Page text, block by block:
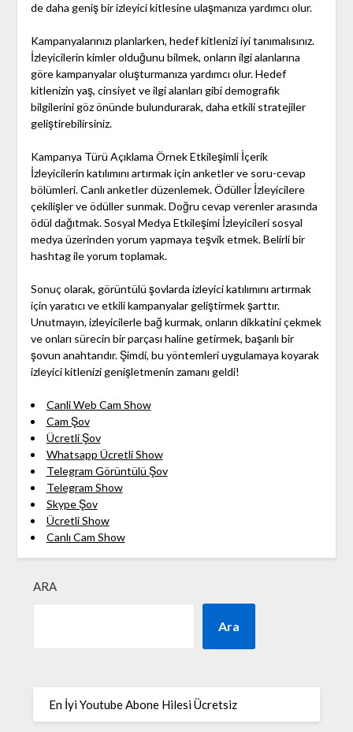
de daha geniş bir izleyici kitlesine ulaşmanıza yardımcı olur.
Kampanyalarınızı planlarken, hedef kitlenizi iyi tanımalısınız.
İzleyicilerin kimler olduğunu bilmek, onların ilgi alanlarına
göre kampanyalar oluşturmanıza yardımcı olur. Hedef
kitlenizin yaş, cinsiyet ve ilgi alanları gibi demografik
bilgilerini göz önünde bulundurarak, daha etkili stratejiler
geliştirebilirsiniz.
Kampanya Türü Açıklama Örnek Etkileşimli İçerik
İzleyicilerin katılımını artırmak için anketler ve soru-cevap
bölümleri. Canlı anketler düzenlemek. Ödüller İzleyicilere
çekilişler ve ödüller sunmak. Doğru cevap verenler arasında
ödül dağıtmak. Sosyal Medya Etkileşimi İzleyicileri sosyal
medya üzerinden yorum yapmaya teşvik etmek. Belirli bir
hashtag ile yorum toplamak.
Sonuç olarak, görüntülü şovlarda izleyici katılımını artırmak
için yaratıcı ve etkili kampanyalar geliştirmek şarttır.
Unutmayın, izleyicilerle bağ kurmak, onların dikkatini çekmek
ve onları sürecin bir parçası haline getirmek, başarılı bir
şovun anahtarıdır. Şimdi, bu yöntemleri uygulamaya koyarak
izleyici kitlenizi genişletmenin zamanı geldi!
Canli Web Cam Show
Cam Şov
Ücretli Şov
Whatsapp Ücretli Show
Telegram Görüntülü Şov
Telegram Show
Skype Şov
Ücretli Show
Canlı Cam Show
ARA
Ara
En İyi Youtube Abone Hilesi Ücretsiz